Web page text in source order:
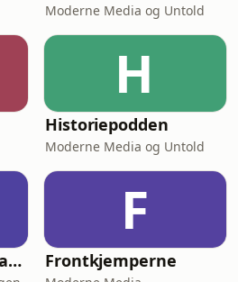
Moderne Media og Untold
H
Historiepodden
Moderne Media og Untold
Historier fra Gudbrandsdalen
F
Frontkjemperne